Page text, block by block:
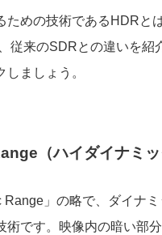
ための技術であるHDRと
従来のSDRとの違いを
ましょう。
（ハイダイナミ
」の略で、ダイナ
術です。映像内の暗い部